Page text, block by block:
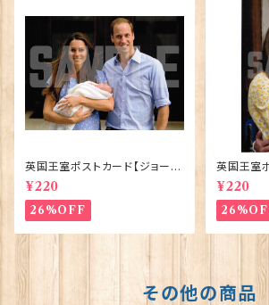
英国王室ポストカード【ジョージ
王子ご誕生】Pageantry Post
card 90183-JEF100
¥220
26%OFF
英国王室
ット王女
rd
¥220
その他の商品